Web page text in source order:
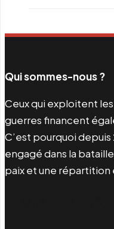
Qui sommes-nous ?
Ceux qui exploitent
guerres financent
C’est pourquoi
engagé dans la
paix et une répartition